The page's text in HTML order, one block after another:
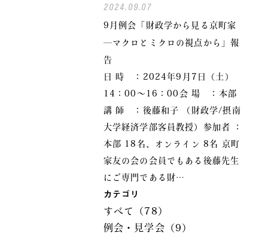
2024.09.07
9月例会「財政学から見る京町家
―マクロとミクロの視点から」報
告
日 時 ：2024年9月7日（土）
14：00～16：00会 場 ：本部
講 師 ：後藤和子 （財政学/摂南
大学経済学部客員教授）参加者 ：
本部 18名、オンライン 8名 京町
家友の会の会員でもある後藤先生
にご専門である財…
カテゴリ
すべて（78）
例会・見学会（9）